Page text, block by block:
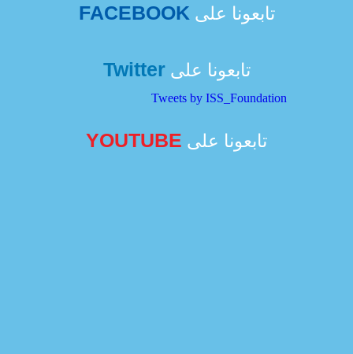
تابعونا على FACEBOOK
تابعونا علىTwitter
Tweets by ISS_Foundation
تابعونا على YOUTUBE